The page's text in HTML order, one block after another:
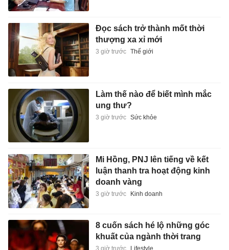
Đọc sách trở thành mốt thời
thượng xa xỉ mới
3 giờ trước Thế giới
Làm thế nào để biết mình mắc
ung thư?
3 giờ trước Sức khỏe
Mi Hồng, PNJ lên tiếng về kết
luận thanh tra hoạt động kinh
doanh vàng
3 giờ trước Kinh doanh
8 cuốn sách hé lộ những góc
khuất của ngành thời trang
3 giờ trước Lifestyle